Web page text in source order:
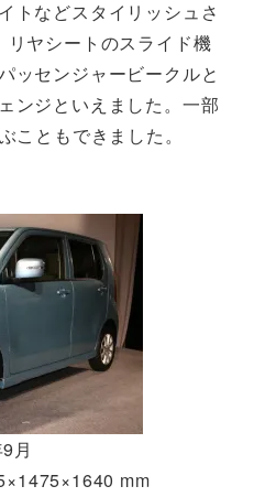
トなどスタイリッシュさ
リヤシートのスライド機
ッセンジャービークルと
ンジといえました。一部
こともできました。
月
mm